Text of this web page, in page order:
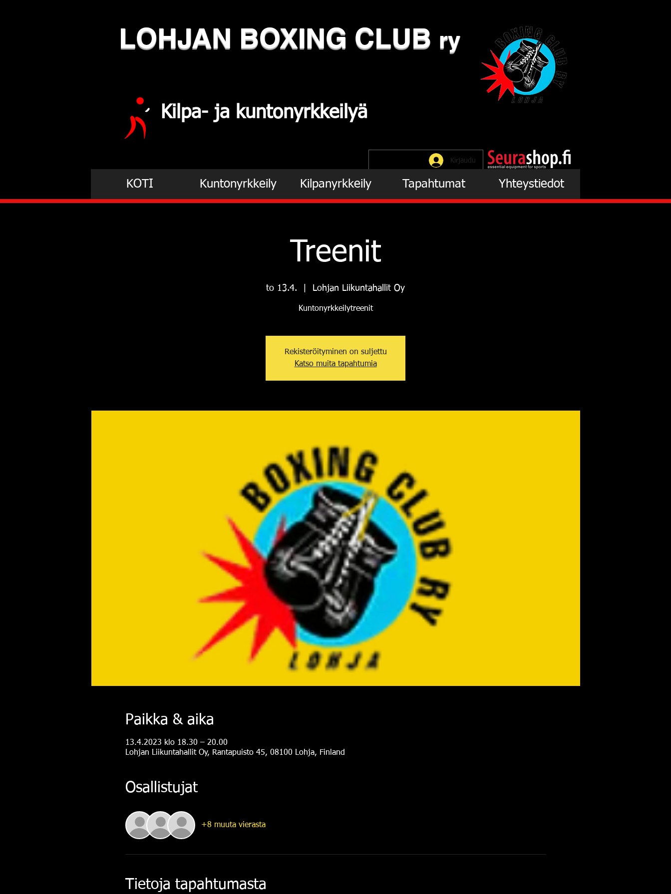
LOHJAN ​BOXING CLUB ry
Kilpa- ja kuntonyrkkeilyä
Kirjaudu
KOTI Kuntonyrkkeily Kilpanyrkkeily Tapahtumat Yhteystiedot
Treenit
to 13.4. Lohjan Liikuntahallit Oy
Kuntonyrkkeilytreenit
Rekisteröityminen on suljettu
Katso muita tapahtumia
Paikka & aika
13.4.2023 klo 18.30 – 20.00
Lohjan Liikuntahallit Oy, Rantapuisto 45, 08100 Lohja, Finland
Osallistujat
+8 muuta vierasta
Tietoja tapahtumasta